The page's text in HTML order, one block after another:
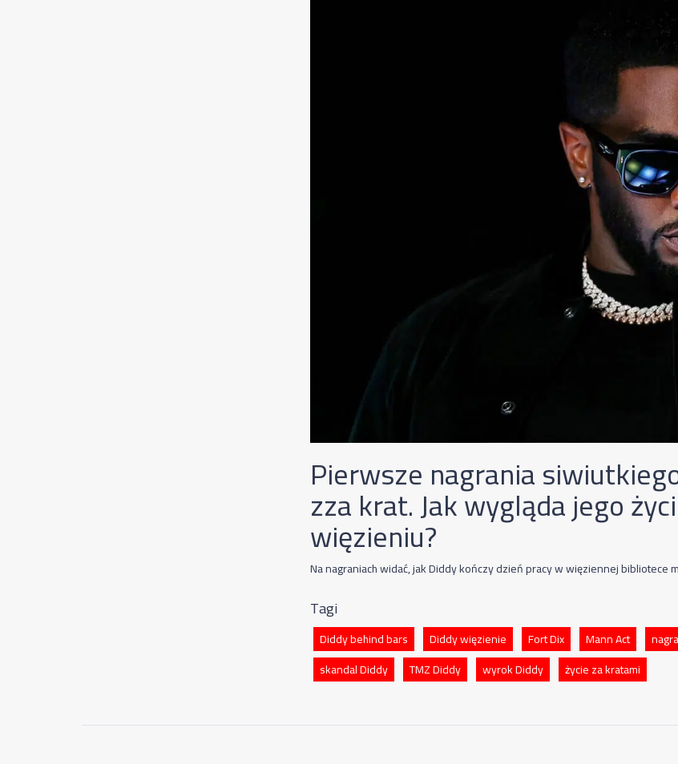
Pierwsze nagrania
zza krat. Jak wygląda jego
więzieniu?
Na nagraniach widać, jak Diddy kończy dzień pracy w więziennej bibliotece
Tagi
Diddy behind bars Diddy więzienie Fort Dix Mann Act
skandal Diddy
TMZ Diddy wyrok Diddy życie za kratami